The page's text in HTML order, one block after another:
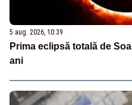
5 aug. 2026, 10:39
Prima eclipsă totală de
ani